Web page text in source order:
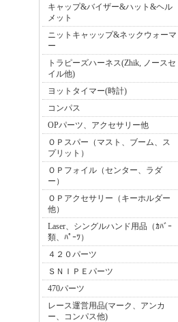
キャップ&バイザー&ハット&ヘル
メット
ニットキャッップ&ネックウォーマ
ー
トラピーズハーネス(Zhik, ノースセ
イル他)
ヨットタイマー(時計)
コンパス
OPパーツ、アクセサリー他
ＯＰスパー（マスト、ブーム、ス
プリット）
ＯＰフォイル（センター、ラダ
ー）
ＯＰアクセサリー（キーホルダー
他）
Laser、シングルハンド用品（ｶﾊﾞｰ
類、ﾊﾟｰﾂ）
４２０パーツ
ＳＮＩＰＥパーツ
470パーツ
レース運営用品(マーク、アンカ
ー、コンパス他)